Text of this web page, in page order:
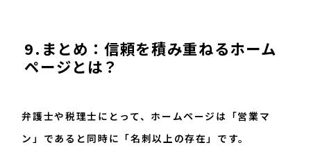
9.まとめ：信頼を積み重ねるホーム
ページとは？
弁護士や税理士にとって、ホームページは「営業マ
ン」であると同時に「名刺以上の存在」です。